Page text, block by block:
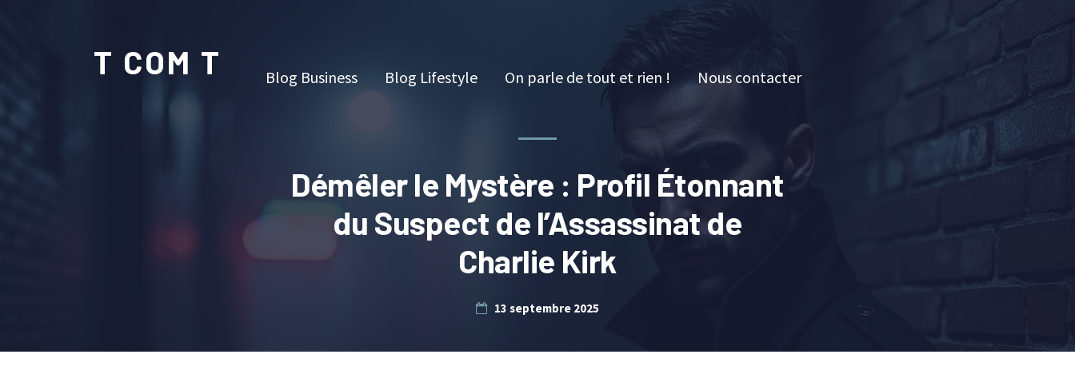
T COM T Blog Business Blog Lifestyle On parle de tout et rien ! Nous contacter
Démêler le Mystère : Profil Étonnant
du Suspect de l’Assassinat de
Charlie Kirk
13 septembre 2025